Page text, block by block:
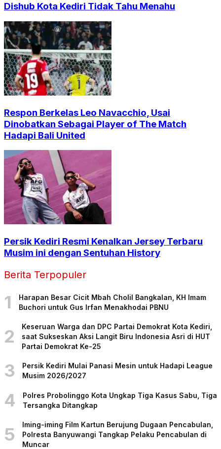
Dishub Kota Kediri Tidak Tahu Menahu
Respon Berkelas Leo Navacchio, Usai
Dinobatkan Sebagai Player of The Match
Hadapi Bali United
Persik Kediri Resmi Kenalkan Jersey Terbaru
Musim ini dengan Sentuhan History
Berita Terpopuler
1
Harapan Besar Cicit Mbah Cholil Bangkalan, KH Imam
Buchori untuk Gus Irfan Menakhodai PBNU
2
Keseruan Warga dan DPC Partai Demokrat Kota Kediri,
saat Sukseskan Aksi Langit Biru Indonesia Asri di HUT
Partai Demokrat Ke-25
3
Persik Kediri Mulai Panasi Mesin untuk Hadapi League
Musim 2026/2027
4
Polres Probolinggo Kota Ungkap Tiga Kasus Sabu, Tiga
Tersangka Ditangkap
5
Iming-iming Film Kartun Berujung Dugaan Pencabulan,
Polresta Banyuwangi Tangkap Pelaku Pencabulan di
Muncar